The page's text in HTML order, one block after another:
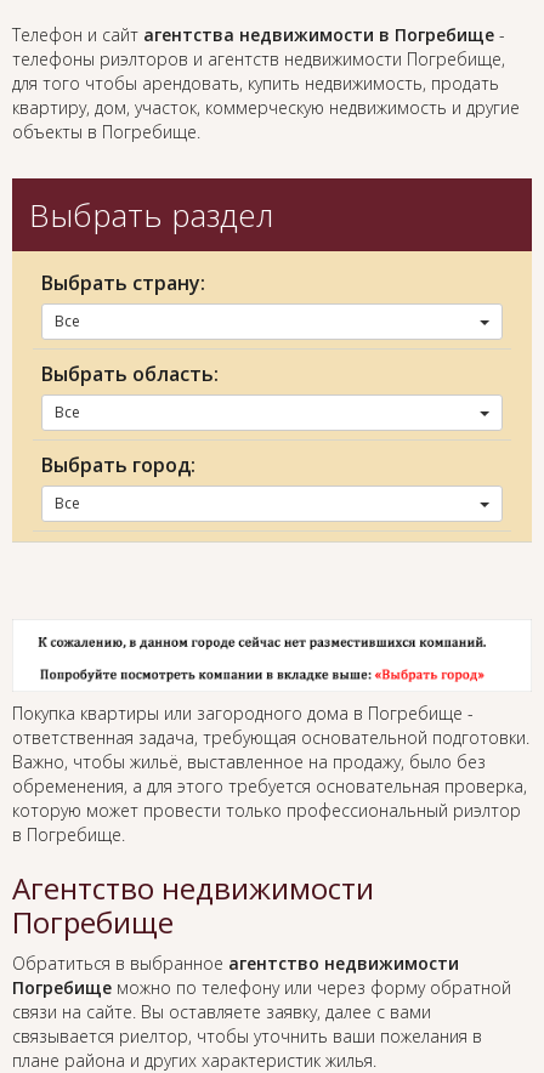
Телефон и сайт агентства недвижимости в Погребище -
телефоны риэлторов и агентств недвижимости Погребище,
для того чтобы арендовать, купить недвижимость, продать
квартиру, дом, участок, коммерческую недвижимость и другие
объекты в Погребище.
Выбрать раздел
Выбрать страну:
Все
Выбрать область:
Все
Выбрать город:
Все
Покупка квартиры или загородного дома в Погребище -
ответственная задача, требующая основательной подготовки.
Важно, чтобы жильё, выставленное на продажу, было без
обременения, а для этого требуется основательная проверка,
которую может провести только профессиональный риэлтор
в Погребище.
Агентство недвижимости
Погребище
Обратиться в выбранное агентство недвижимости
Погребище можно по телефону или через форму обратной
связи на сайте. Вы оставляете заявку, далее с вами
связывается риелтор, чтобы уточнить ваши пожелания в
плане района и других характеристик жилья.